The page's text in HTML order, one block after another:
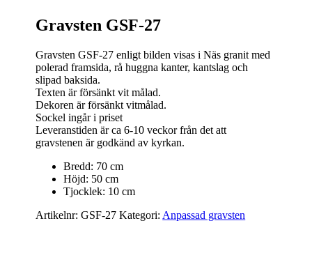
Gravsten GSF-27
Gravsten GSF-27 enligt bilden visas i Näs granit med
polerad framsida, rå huggna kanter, kantslag och
slipad baksida.
Texten är försänkt vit målad.
Dekoren är försänkt vitmålad.
Sockel ingår i priset
Leveranstiden är ca 6-10 veckor från det att
gravstenen är godkänd av kyrkan.
Bredd: 70 cm
Höjd: 50 cm
Tjocklek: 10 cm
Artikelnr:GSF-27 Kategori: Anpassad gravsten